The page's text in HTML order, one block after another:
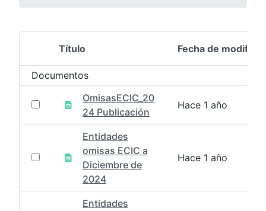
Selección del elemento
Título Fecha de
Documentos
OmisasECIC_20
24 Publicación
Hace 1 año
Entidades
omisas ECIC a
Diciembre de
2024
Hace 1 año
Entidades